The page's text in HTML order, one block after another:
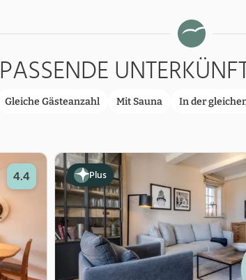
PASSENDE
Gleiche Gästeanzahl Mit Sauna In der
4.4 Plus